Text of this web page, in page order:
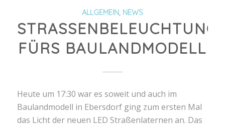
ALLGEMEIN, NEWS
STRASSENBELEUCHTUNG F
ÜRS BAULANDMODELL
Heute um 17:30 war es soweit und auch im
Baulandmodell in Ebersdorf ging zum ersten Mal
das Licht der neuen LED Straßenlaternen an. Das